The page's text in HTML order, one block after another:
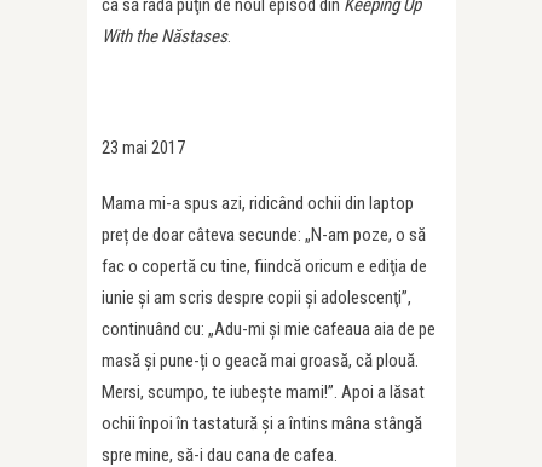
ca să râdă puţin de noul episod din Keeping Up
With the Năstases.
23 mai 2017
Mama mi-a spus azi, ridicând ochii din laptop
preț de doar câteva secunde: „N-am poze, o să
fac o copertă cu tine, fiindcă oricum e ediţia de
iunie şi am scris despre copii şi adolescenţi”,
continuând cu: „Adu-mi și mie cafeaua aia de pe
masă și pune-ți o geacă mai groasă, că plouă.
Mersi, scumpo, te iubește mami!”. Apoi a lăsat
ochii înpoi în tastatură și a întins mâna stângă
spre mine, să-i dau cana de cafea.